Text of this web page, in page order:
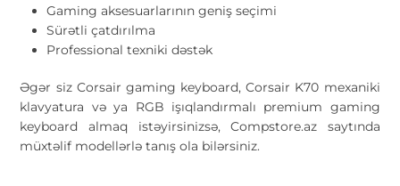
Gaming aksesuarlarının geniş seçimi
Sürətli çatdırılma
Professional texniki dəstək
Əgər siz Corsair gaming keyboard, Corsair K70 mexaniki
klavyatura və ya RGB işıqlandırmalı premium gaming
keyboard almaq istəyirsinizsə, Compstore.az saytında
müxtəlif modellərlə tanış ola bilərsiniz.